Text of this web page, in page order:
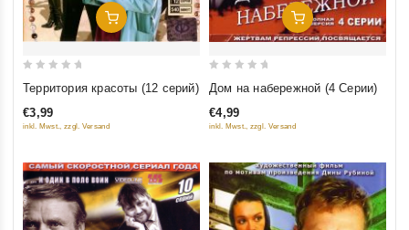
Добавить В Корзину
out
of
Территория красоты (12 серий)
€3,99
inkl. Mwst., zzgl. Versand
Добавить В Корзину
out
of
Дом на набережной (4 Серии)
€4,99
inkl. Mwst., zzgl. Versand